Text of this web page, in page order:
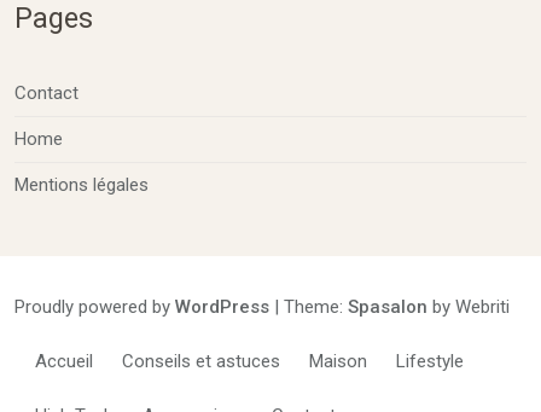
Pages
Contact
Home
Mentions légales
Proudly powered by WordPress | Theme: Spasalon by Webriti
Accueil Conseils et astuces Maison Lifestyle